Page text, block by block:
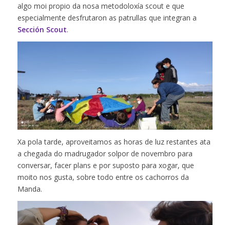
algo moi propio da nosa metodoloxía scout e que
especialmente desfrutaron as patrullas que integran a
Sección Scout.
Xa pola tarde, aproveitamos as horas de luz restantes ata
a chegada do madrugador solpor de novembro para
conversar, facer plans e por suposto para xogar, que
moito nos gusta, sobre todo entre os cachorros da
Manda.